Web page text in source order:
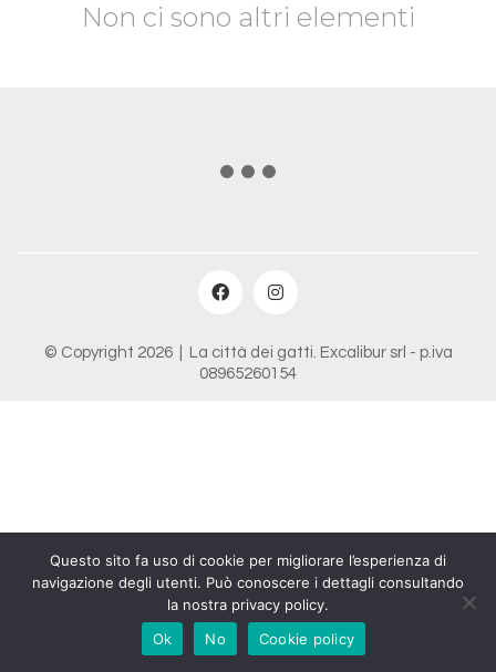
Non ci sono altri elementi
© Copyright 2026 | La città dei gatti . Excalibur srl - p.iva
08965260154
Questo sito fa uso di cookie per migliorare l’esperienza di
navigazione degli utenti. Può conoscere i dettagli consultando
la nostra privacy policy.
Ok
No Cookie policy